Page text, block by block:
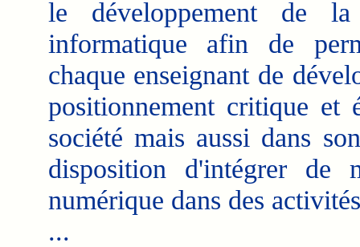
le développement de la
informatique afin de
chaque enseignant de
positionnement critique et
société mais aussi dans
disposition d'intégrer de
numérique dans des
...